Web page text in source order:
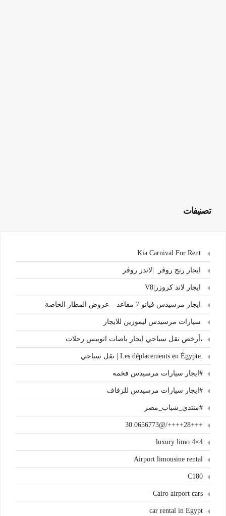
تصنيفات
ايجار رنج روڤر |لاندر روڤر
ايجار لاند كروزر|V8
ايجار مرسيدس فيانو 7 مقاعد – عروض المطار الخاصة
سيارات مرسيدس ليموزين للايجار
،أرخص نقل سياحي ايجار باصات اتوبيس رحلات
.Les déplacements en Égypte | نقل سياحي
#ايجار سيارات مرسيدس فخمه
#ايجار سيارات مرسيدس للزفاف
#منتدي_شباب_مصر
+++28++++/@30.0656773
4×4 luxury limo
Airport limousine rental
C180
Cairo airport cars
car rental in Egypt